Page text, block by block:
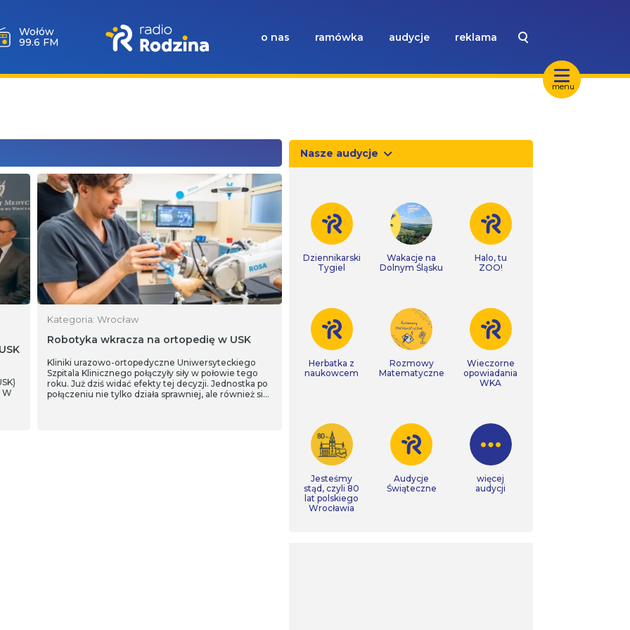
menu
Wołów
99.6 FM
o nas ramówka audycje reklama
W
Kategoria: Wrocław
Robotyka wkracza na ortopedię w USK
Kliniki urazowo-ortopedyczne Uniwersyteckiego
Szpitala Klinicznego połączyły siły w połowie tego
roku. Już dziś widać efekty tej decyzji. Jednostka po
połączeniu nie tylko działa sprawniej, ale również się
Nasze audycje
Dziennikarski
Tygiel
Wakacje na
Dolnym Śląsku
Halo, tu
ZOO!
Herbatka z
naukowcem
Rozmowy
Matematyczne
Wieczorne
opowiadania
WKA
Jesteśmy
stąd, czyli 80
lat polskiego
Wrocławia
Audycje
Świąteczne
więcej
audycji